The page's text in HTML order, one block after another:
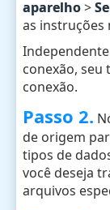
aparelho>
as instruções
conexão, seu
conexão.
Passo 2.
de origem
tipos de
você deseja
arquivos